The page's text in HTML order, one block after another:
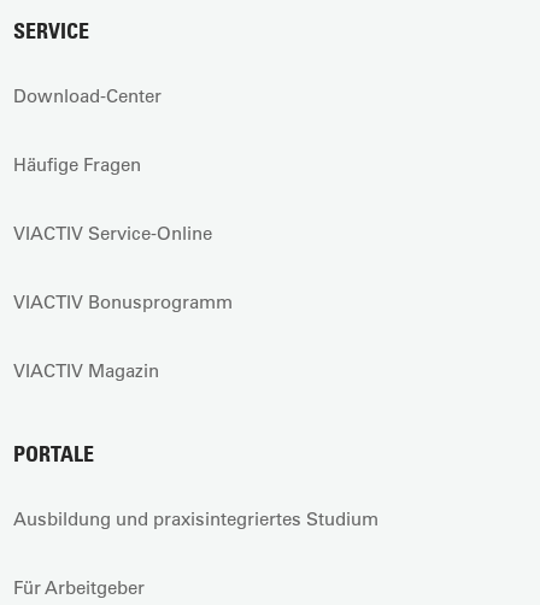
SERVICE
Download-Center
Häufige Fragen
VIACTIV Service-Online
VIACTIV Bonusprogramm
VIACTIV Magazin
PORTALE
Ausbildung und praxisintegriertes Studium
Für Arbeitgeber